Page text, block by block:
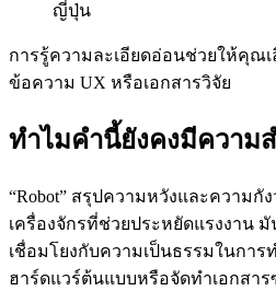
ญี่ปุ่น
การรู้ความละเอียดอ่อนช่วยให้คุณ
ข้อความ UX หรือเอกสารวิจัย
ทำไมคำนี้ยังคงมีความ
“Robot” สรุปความหวังและความกัง
เครื่องจักรที่ช่วยประหยัดแรงงาน
เชื่อมโยงกับความเป็นธรรมในกา
ฮาร์ดแวร์ต้นแบบหรือจัดทำเอกสา